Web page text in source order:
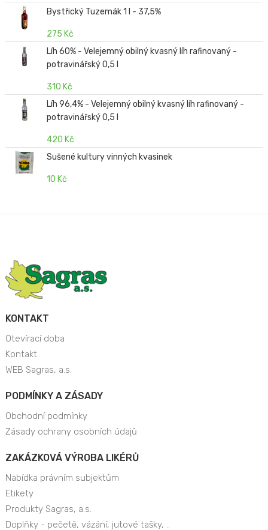
Bystřický Tuzemák 1 l - 37,5%
275 Kč
Líh 60% - Velejemný obilný kvasný líh rafinovaný -
potravinářský 0,5 l
310 Kč
Líh 96,4% - Velejemný obilný kvasný líh rafinovaný -
potravinářský 0,5 l
420 Kč
Sušené kultury vinných kvasinek
10 Kč
KONTAKT
Otevírací doba
Kontakt
WEB Sagras, a.s.
PODMÍNKY A ZÁSADY
Obchodní podmínky
Zásady ochrany osobních údajů
ZAKÁZKOVÁ VÝROBA LIKÉRŮ
Nabídka právním subjektům
Etikety
Produkty Sagras, a.s.
Doplňky - pečetě, vázání, jutové tašky, ..